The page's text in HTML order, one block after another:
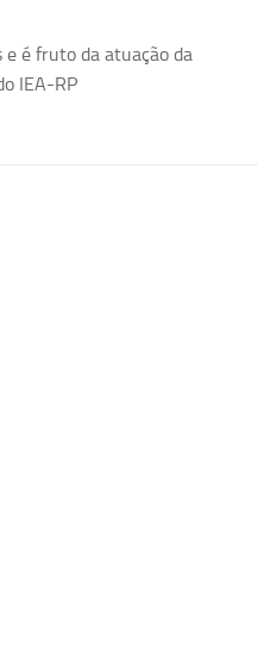
é fruto da atuação da
IEA-RP